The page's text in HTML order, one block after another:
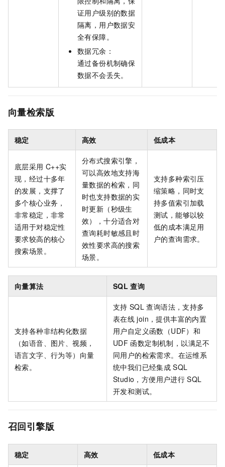
证用户级别的数据
隔离，用户数据安
全有保障。
数据冗余：
通过备份机制确保
数据不会丢失。
向量检索版
稳定 高效 低成本
底层采用 C++实
现，经过十多年
的发展，支撑了
多个核心业务，
非常稳定，非常
适用于对稳定性
要求较高的核心
搜索场景。
分布式搜索引擎，
可以高效地支持海
量数据的检索，同
时也支持数据的实
时更新（秒级生
效），十分适合对
查询耗时敏感且时
效性要求高的搜索
场景。
支持多种索引压
缩策略，同时支
持多值索引加载
测试，能够以较
低的成本满足用
户的查询需求。
向量算法 SQL 查询
支持各种非结构化数据
（如语音、图片、视频，
语言文字、行为等）向量
检索。
支持 SQL 查询语法，支持多
表在线 join，提供丰富的内置
用户自定义函数（UDF）和
UDF 函数定制机制，以满足不
同用户的检索需求。在运维系
统中我们已经集成 SQL
Studio，方便用户进行 SQL
开发和测试。
召回引擎版
稳定 高效 低成本